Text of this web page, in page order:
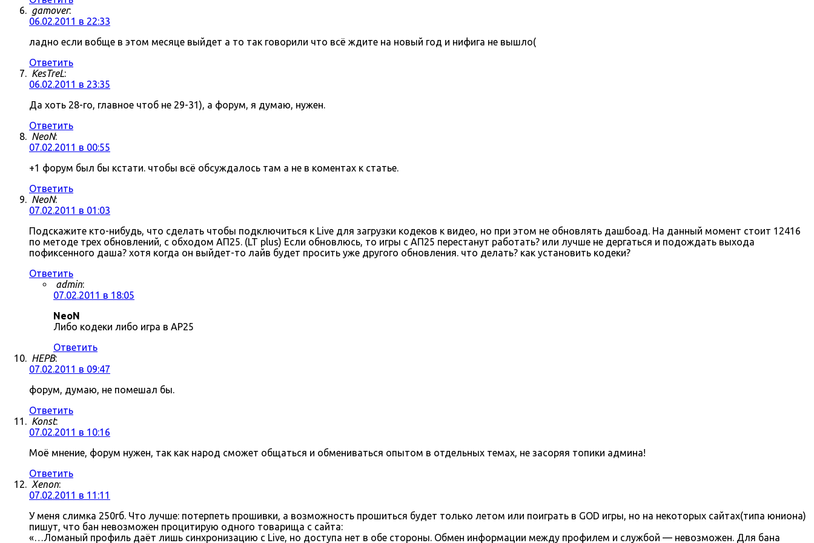
gamover:
06.02.2011 в 22:33
ладно если вобще в этом месяце выйдет а то так говорили что всё ждите на новый год и нифига не вышло(
Ответить
KesTreL:
06.02.2011 в 23:35
Да хоть 28-го, главное чтоб не 29-31), а форум, я думаю, нужен.
Ответить
NeoN:
07.02.2011 в 00:55
+1 форум был бы кстати. чтобы всё обсуждалось там а не в коментах к статье.
Ответить
NeoN:
07.02.2011 в 01:03
Подскажите кто-нибудь, что сделать чтобы подключиться к Live для загрузки кодеков к видео, но при этом не обновлять дашбоад. На данный момент стоит 12416
по методе трех обновлений, с обходом АП25. (LT plus) Если обновлюсь, то игры с АП25 перестанут работать? или лучше не дергаться и подождать выхода
пофиксенного даша? хотя когда он выйдет-то лайв будет просить уже другого обновления. что делать? как установить кодеки?
Ответить
admin:
07.02.2011 в 18:05
NeoN
Либо кодеки либо игра в AP25
Ответить
HEPB:
07.02.2011 в 09:47
форум, думаю, не помешал бы.
Ответить
Konst:
07.02.2011 в 10:16
Моё мнение, форум нужен, так как народ сможет общаться и обмениваться опытом в отдельных темах, не засоряя топики админа!
Ответить
Xenon:
07.02.2011 в 11:11
У меня слимка 250гб. Что лучше: потерпеть прошивки, а возможность прошиться будет только летом или поиграть в GOD игры, но на некоторых сайтах(типа юниона)
пишут, что бан невозможен процитирую одного товарища с сайта:
«…Ломаный профиль даёт лишь синхронизацию с Live, но доступа нет в обе стороны. Обмен информации между профилем и службой — невозможен. Для бана